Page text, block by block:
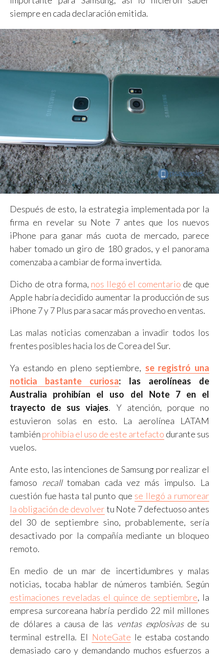
siempre en cada declaración emitida.
Después de esto, la estrategia implementada por la
firma en revelar su Note 7 antes que los nuevos
iPhone para ganar más cuota de mercado, parece
haber tomado un giro de 180 grados, y el panorama
comenzaba a cambiar de forma invertida.
Dicho de otra forma, nos llegó el comentario de que
Apple habría decidido aumentar la producción de sus
iPhone 7 y 7 Plus para sacar más provecho en ventas.
Las malas noticias comenzaban a invadir todos los
frentes posibles hacia los de Corea del Sur.
Ya estando en pleno septiembre, se registró una
noticia bastante curiosa: las aerolíneas de
Australia prohibían el uso del Note 7 en el
trayecto de sus viajes. Y atención, porque no
estuvieron solas en esto. La aerolínea LATAM
también prohibía el uso de este artefacto durante sus
vuelos.
Ante esto, las intenciones de Samsung por realizar el
famoso recalltomaban cada vez más impulso. La
cuestión fue hasta tal punto que se llegó a rumorear
la obligación de devolvertu Note 7 defectuoso antes
del 30 de septiembre sino, probablemente, sería
desactivado por la compañía mediante un bloqueo
remoto.
En medio de un mar de incertidumbres y malas
noticias, tocaba hablar de números también. Según
estimaciones reveladas el quince de septiembre, la
empresa surcoreana habría perdido 22 mil millones
de dólares a causa de las ventas explosivasde su
terminal estrella. El NoteGate le estaba costando
demasiado caro y demandando muchos esfuerzos a